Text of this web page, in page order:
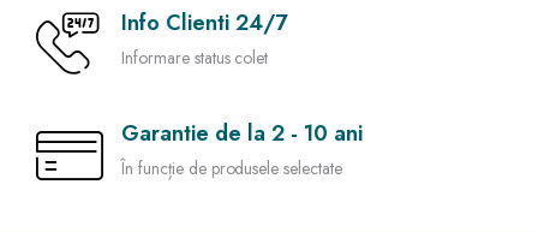
Info Clienti 24/7
Informare status colet
Garantie de la 2 - 10 ani
În funcție de produsele selectate